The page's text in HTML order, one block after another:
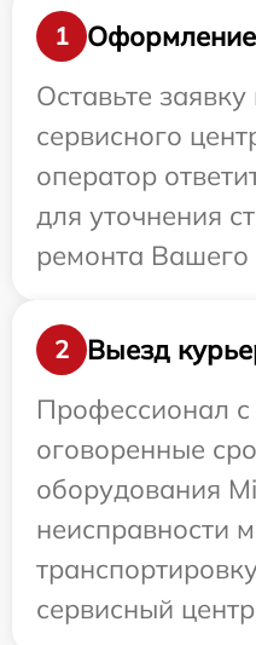
1
Оставьте заявку
сервисного
оператор
для уточнения
ремонта Вашего
2
Выезд
Профессионал
оговоренные
оборудования
неисправности
сервисный